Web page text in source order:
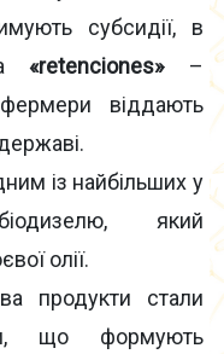
субсидії, в
«retenciones»–
віддають
із найбільших у
який
олії.
продукти стали
що формують